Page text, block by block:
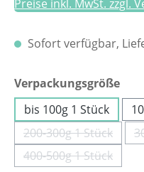
Preise inkl. MwSt. zzgl.
Sofort verfügbar,
Verpackungsgröße
bis 100g 1 Stück
200-300g 1 Stück
(Diese Option
400-500g 1 Stück
(Diese Option